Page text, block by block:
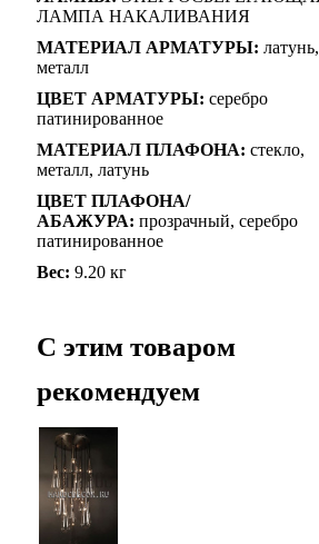
ЛАМПА НАКАЛИВАНИЯ
МАТЕРИАЛ АРМАТУРЫ: латунь,
металл
ЦВЕТ АРМАТУРЫ: серебро
патинированное
МАТЕРИАЛ ПЛАФОНА: стекло,
металл, латунь
ЦВЕТ ПЛАФОНА/
АБАЖУРА: прозрачный, серебро
патинированное
Вес: 9.20 кг
C этим товаром
рекомендуем